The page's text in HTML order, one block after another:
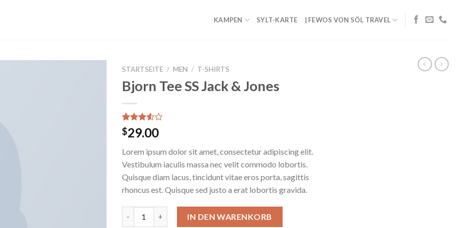
KAMPEN SYLT-KARTE | FEWOS VON SÖL TRAVEL
STARTSEITE / MEN / T-SHIRTS
Bjorn Tee SS Jack & Jones
Bewertet
mit 3.50
basierend
auf
2
Kundenbewertungen
$29.00
Lorem ipsum dolor sit amet, consectetur adipiscing elit.
Vestibulum iaculis massa nec velit commodo lobortis.
Quisque diam lacus, tincidunt vitae eros porta, sagittis
rhoncus est. Quisque sed justo a erat lobortis gravida.
IN DEN WARENKORB